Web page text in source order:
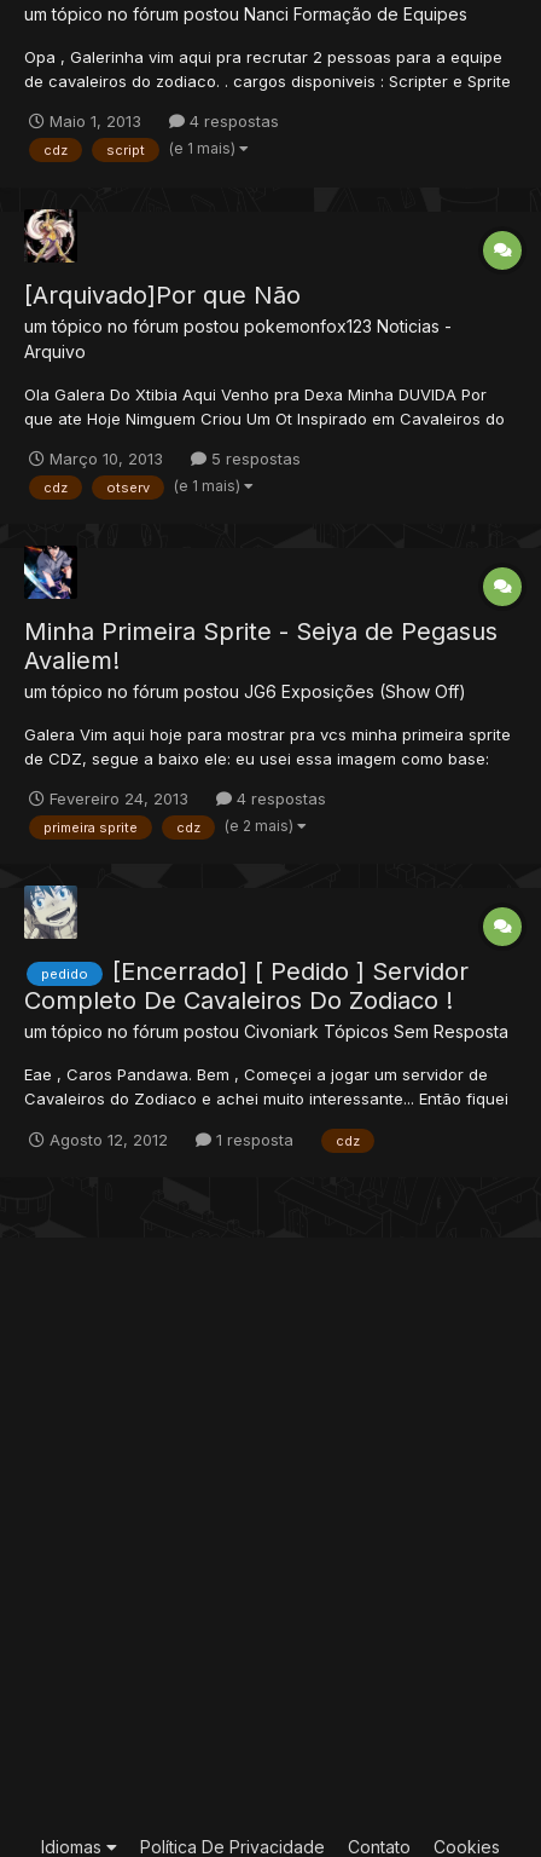
um tópico no fórum postou Nanci Formação de Equipes
Opa , Galerinha vim aqui pra recrutar 2 pessoas para a equipe
de cavaleiros do zodiaco. . cargos disponiveis : Scripter e Sprite
entre em contato .. Skype : victorzirpoli Deixe Suas Postagens Ai
tbm .. Ex: Nome:...
Maio 1, 2013 4 respostas
cdz script (e 1 mais)
[Arquivado]Por que Não
um tópico no fórum postou pokemonfox123 Noticias -
Arquivo
Ola Galera Do Xtibia Aqui Venho pra Dexa Minha DUVIDA Por
que ate Hoje Nimguem Criou Um Ot Inspirado em Cavaleiros do
de Avatar E Porque não Cavaleiros do zodiaco Poderia ser
assim Cavaleiro de Bronze lvl 20 Cavaleiro de prata lv...
Março 10, 2013 5 respostas
cdz otserv (e 1 mais)
Minha Primeira Sprite - Seiya de Pegasus
Avaliem!
um tópico no fórum postou JG6 Exposições (Show Off)
Galera Vim aqui hoje para mostrar pra vcs minha primeira sprite
de CDZ, segue a baixo ele: eu usei essa imagem como base:
Fevereiro 24, 2013
4 respostas
primeira sprite cdz (e 2 mais)
pedido
[Encerrado] [ Pedido ] Servidor
Completo De Cavaleiros Do Zodiaco !
um tópico no fórum postou Civoniark Tópicos Sem Resposta
Eae , Caros Pandawa. Bem , Começei a jogar um servidor de
Cavaleiros do Zodiaco e achei muito interessante... Então fiquei
Zodiaco. Ai esta o Porém... Estou precisando da ajuda de vocês.
Agosto 12, 2012 1 resposta cdz
Idiomas Política De Privacidade Contato Cookies